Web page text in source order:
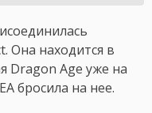
Она находится в
Dragon Age уже на
бросила на нее.